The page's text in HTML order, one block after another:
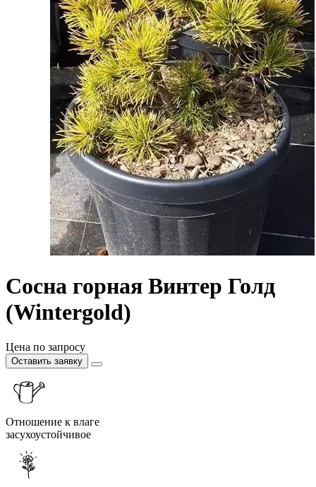
Сосна горная Винтер Голд
(Wintergold)
Цена по запросу
Оставить заявку
Отношение к влаге
засухоустойчивое